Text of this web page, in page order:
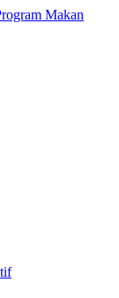
Makan